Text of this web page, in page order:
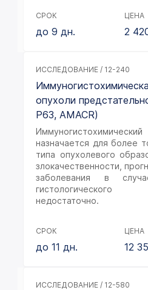
СРОК
до 9 дн.
ЦЕНА
2
ИССЛЕДОВАНИЕ / 12-240
опухоли
P63, AMACR)
назначается для более
типа опухолевого
злокачественности,
заболевания в
недостаточно.
СРОК
до 11 дн.
ЦЕНА
12
ИССЛЕДОВАНИЕ / 12-580